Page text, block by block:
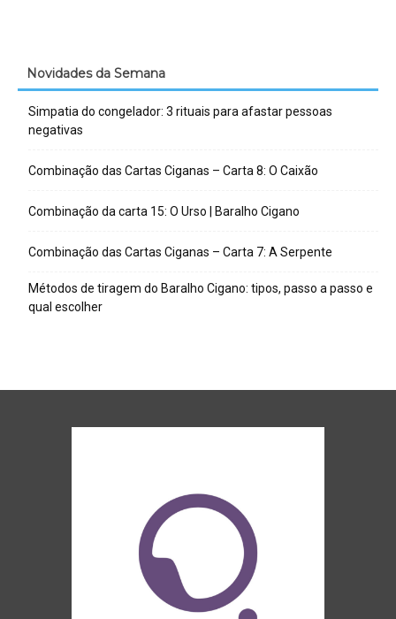
Novidades da Semana
Simpatia do congelador: 3 rituais para afastar pessoas
negativas
Combinação das Cartas Ciganas – Carta 8: O Caixão
Combinação da carta 15: O Urso | Baralho Cigano
Combinação das Cartas Ciganas – Carta 7: A Serpente
Métodos de tiragem do Baralho Cigano: tipos, passo a passo e
qual escolher